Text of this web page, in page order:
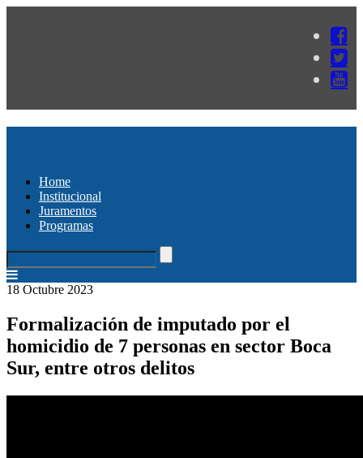
Home
Institucional
Juramentos
Programas
18 Octubre 2023
Formalización de imputado por el
homicidio de 7 personas en sector Boca
Sur, entre otros delitos